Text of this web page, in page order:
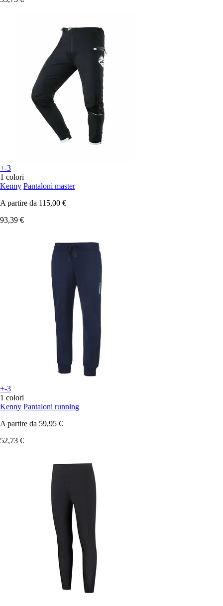
+-3
1 colori
Kenny Pantaloni master
A partire da 115,00 €
93,39 €
+-3
1 colori
Kenny Pantaloni running
A partire da 59,95 €
52,73 €